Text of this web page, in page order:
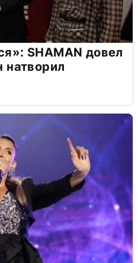
SHAMAN довел
натворил